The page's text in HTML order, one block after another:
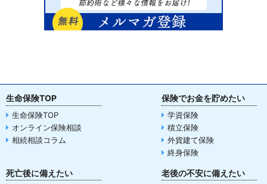
生命保険TOP
生命保険TOP
オンライン保険相談
相続相談コラム
保険でお金を貯めたい
学資保険
積立保険
外貨建て保険
終身保険
死亡後に備えたい 老後の不安に備えたい